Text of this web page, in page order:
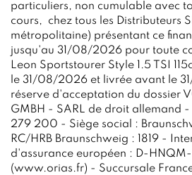
particuliers, non cumulable avec
cours, chez tous les Distributeurs
métropolitaine) présentant ce
jusqu'au 31/08/2026 pour toute
Leon Sportstourer Style 1.5 TSI
le 31/08/2026 et livrée avant le
réserve d'acceptation du dossier
GMBH - SARL de droit allemand
279 200 - Siège social :
RC/HRB Braunschweig : 1819 -
d'assurance européen : D-
(www.orias.fr) - Succursale